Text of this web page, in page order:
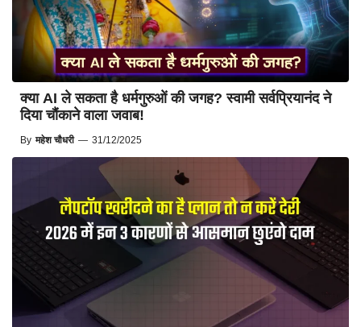
क्या AI ले सकता है धर्मगुरुओं की जगह? स्वामी सर्वप्रियानंद ने
दिया चौंकाने वाला जवाब!
By महेश चौधरी — 31/12/2025